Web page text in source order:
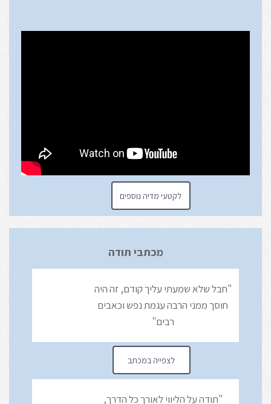
לקטעי מדיה נוספים
מכתבי תודה
"חבל שלא שמעתי עליך קודם, זה היה
חוסך ממני הרבה עגמת נפש וכאבים
רבים"
לצפייה במכתב
"תודה על הליווי לאורך כל הדרך,